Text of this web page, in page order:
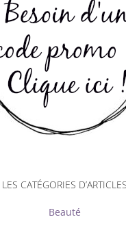
LES CATÉGORIES D’ARTICLES
Beauté